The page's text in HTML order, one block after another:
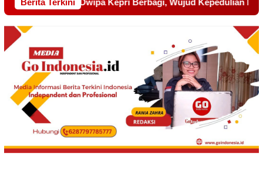
Berita Terkini
Kepedulian kepada Pondok Tahfidz Yatim dan Dhuafa Al-